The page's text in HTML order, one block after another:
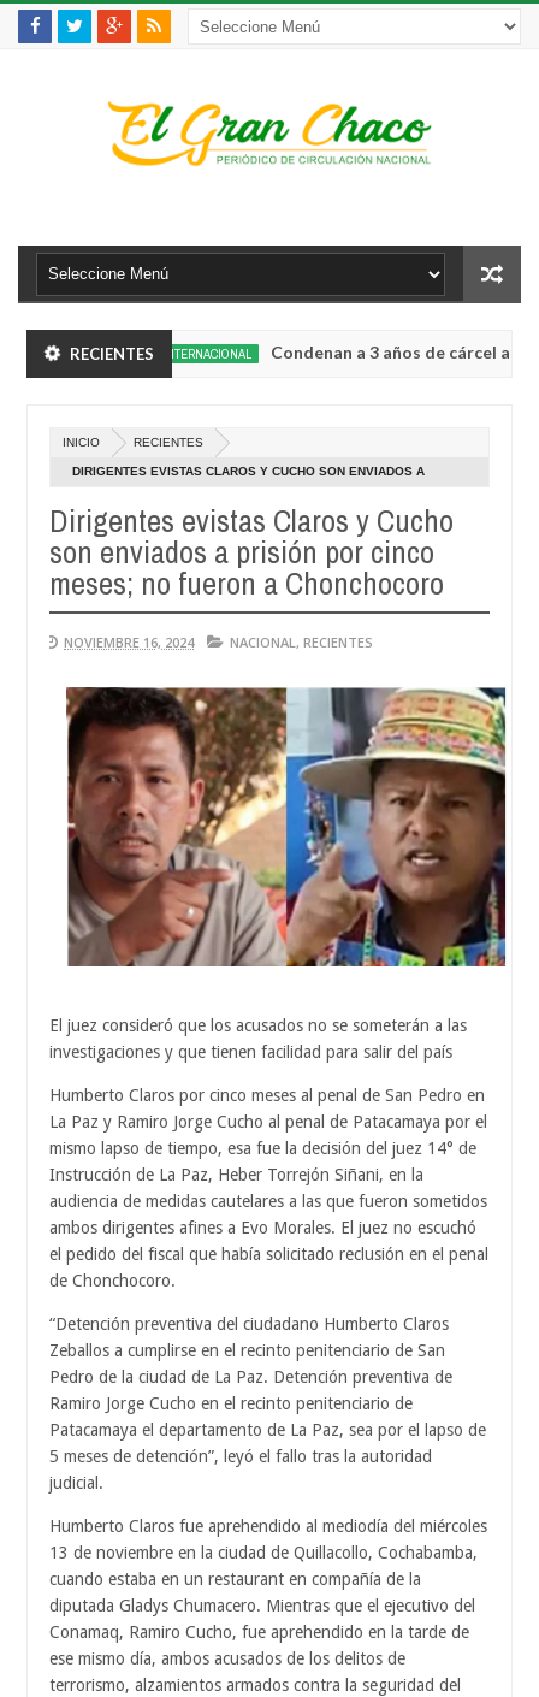
RECIENTES
Aug
INTERNACIONAL Condenan a 3 años de cárcel al
04,
2026 0
Aug
2026 0
INTERNACIONAL Condenan a 3 años de cárcel al
estratégicas
Aug
04,
20260
INTERNACIONAL La víctima 150 de
INICIO RECIENTES
DIRIGENTES EVISTAS CLAROS Y CUCHO SON ENVIADOS A
Dirigentes evistas Claros y Cucho
son enviados a prisión por cinco
meses; no fueron a Chonchocoro
NOVIEMBRE 16, 2024 NACIONAL , RECIENTES
El juez consideró que los acusados no se someterán a las
investigaciones y que tienen facilidad para salir del país
Humberto Claros por cinco meses al penal de San Pedro en
La Paz y Ramiro Jorge Cucho al penal de Patacamaya por el
mismo lapso de tiempo, esa fue la decisión del juez 14° de
Instrucción de La Paz, Heber Torrejón Siñani, en la
audiencia de medidas cautelares a las que fueron sometidos
ambos dirigentes afines a Evo Morales. El juez no escuchó
el pedido del fiscal que había solicitado reclusión en el penal
de Chonchocoro.
“Detención preventiva del ciudadano Humberto Claros
Zeballos a cumplirse en el recinto penitenciario de San
Pedro de la ciudad de La Paz. Detención preventiva de
Ramiro Jorge Cucho en el recinto penitenciario de
Patacamaya el departamento de La Paz, sea por el lapso de
5 meses de detención”, leyó el fallo tras la autoridad
judicial.
Humberto Claros fue aprehendido al mediodía del miércoles
13 de noviembre en la ciudad de Quillacollo, Cochabamba,
cuando estaba en un restaurant en compañía de la
diputada Gladys Chumacero. Mientras que el ejecutivo del
Conamaq, Ramiro Cucho, fue aprehendido en la tarde de
ese mismo día, ambos acusados de los delitos de
terrorismo, alzamientos armados contra la seguridad del